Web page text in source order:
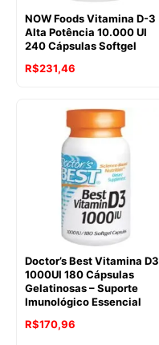
NOW Foods Vitamina D-3
Alta Potência 10.000 UI
240 Cápsulas Softgel
R$231,46
Doctor’s Best Vitamina D3
1000UI 180 Cápsulas
Gelatinosas – Suporte
Imunológico Essencial
R$170,96